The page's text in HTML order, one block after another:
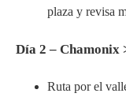
plaza y revisa
Día 2 – Chamonix
Ruta por el